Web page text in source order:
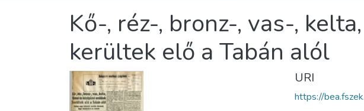
Kő-, réz-, bronz-, vas-,
kerültek elő a Tabán alól
URI
https://